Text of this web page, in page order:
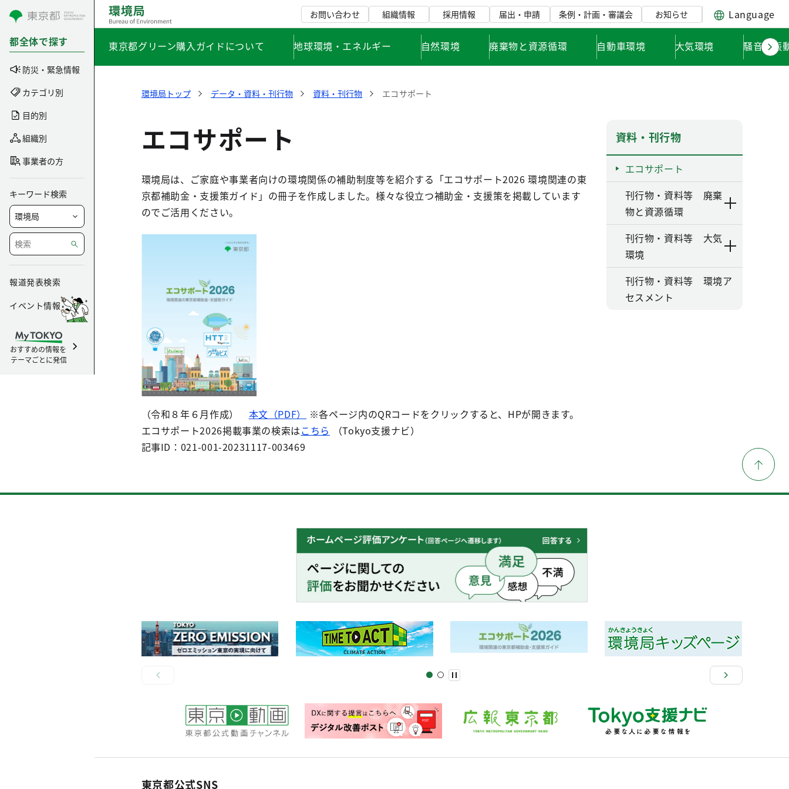
コンテンツにスキップ
都全体で探す
防災・緊急情報
カテゴリ別
目的別
組織別
事業者の方
キーワード検索
報道発表検索
イベント情報
おすすめの情報を
テーマごとに発信
お問い合わせ 組織情報 採用情報 届出・申請 条例・計画・審議会 お知らせ Language
東京都グリーン購入ガイドについて 地球環境・エネルギー 自然環境 廃棄物と資源循環 自動車環境 大気環境 騒音・振
環境局トップ データ・資料・刊行物 資料・刊行物 エコサポート
エコサポート
環境局は、ご家庭や事業者向けの環境関係の補助制度等を紹介する「エコサポート2026 環境関連の東
京都補助金・支援策ガイド」の冊子を作成しました。様々な役立つ補助金・支援策を掲載しています
のでご活用ください。
（令和８年６月作成） 本文（PDF）
※各ページ内のQRコードをクリックすると、HPが開きます。
エコサポート2026掲載事業の検索はこちら
（Tokyo支援ナビ）
記事ID：021-001-20231117-003469
資料・刊行物
エコサポート
刊行物・資料等 廃棄
物と資源循環
刊行物・資料等 大気
環境
刊行物・資料等 環境ア
セスメント
東京都公式SNS